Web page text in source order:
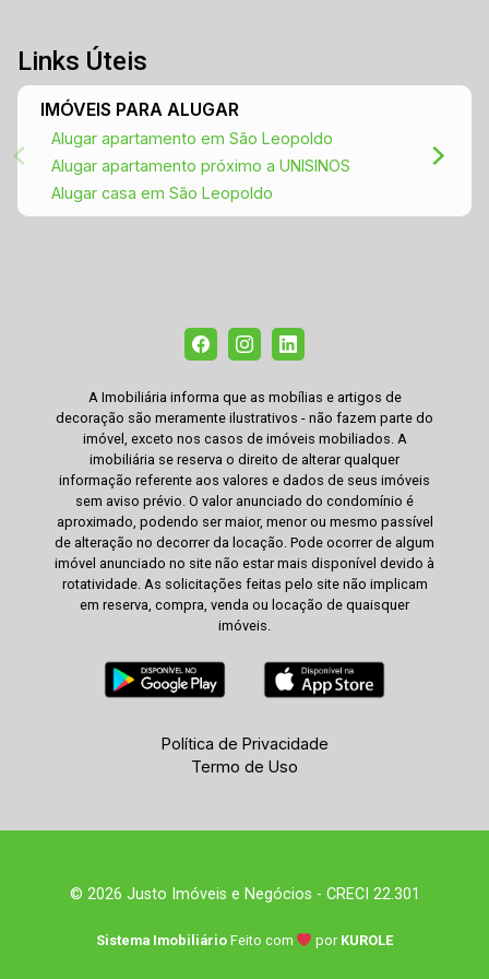
Links Úteis
IMÓVEIS PARA ALUGAR
Alugar apartamento em São Leopoldo
Alugar apartamento próximo a UNISINOS
Alugar casa em São Leopoldo
A Imobiliária informa que as mobílias e artigos de
decoração são meramente ilustrativos - não fazem parte do
imóvel, exceto nos casos de imóveis mobiliados. A
imobiliária se reserva o direito de alterar qualquer
informação referente aos valores e dados de seus imóveis
sem aviso prévio. O valor anunciado do condomínio é
aproximado, podendo ser maior, menor ou mesmo passível
de alteração no decorrer da locação. Pode ocorrer de algum
imóvel anunciado no site não estar mais disponível devido à
rotatividade. As solicitações feitas pelo site não implicam
em reserva, compra, venda ou locação de quaisquer
imóveis.
Política de Privacidade
Termo de Uso
© 2026 Justo Imóveis e Negócios - CRECI 22.301
Sistema Imobiliário Feito com por KUROLE